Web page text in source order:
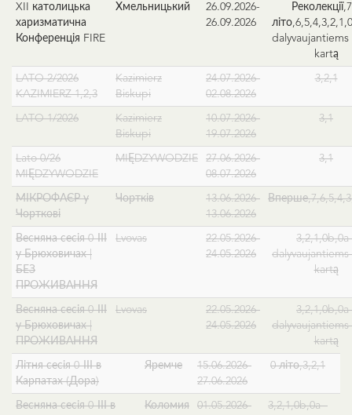
XII католицька
харизматична
Конференція FIRE
Хмельницький
26.09.2026-
26.09.2026
kartą
LATO 2/2026
KAZIMIERZ 1,2,3
Kazimierz
Biskupi
24.07.2026-
02.08.2026
3,2,1
LATO 1/2026
Kazimierz
Biskupi
10.07.2026-
19.07.2026
3,1
Lato 0/26
MIĘDZYWODZIE
MIĘDZYWODZIE
27.06.2026-
08.07.2026
3,1
МІКРОФАЄР у
Чорткові
Чортків
13.06.2026-
13.06.2026
Весняна сесія 0-ІІІ
у Брюховичах |
БЕЗ
ПРОЖИВАННЯ
Lvovas
22.05.2026-
24.05.2026
3,2,1,0b,0a
kartą
Весняна сесія 0-ІІІ
у Брюховичах |
ПРОЖИВАННЯ
Lvovas
22.05.2026-
24.05.2026
3,2,1,0b,0a
kartą
Літня сесія 0-ІІІ в
Карпатах (Дора)
Яремче
15.06.2026-
27.06.2026
0 літо,3,2,1
Весняна сесія 0-ІІІ в
Коломия
01.05.2026-
3,2,1,0b,0a -